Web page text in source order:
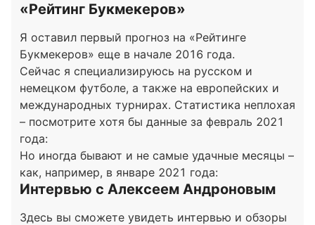
«Рейтинг Букмекеров»
Я оставил первый прогноз на «Рейтинге
Букмекеров» еще в начале 2016 года.
Сейчас я специализируюсь на русском и
немецком футболе, а также на европейских и
международных турнирах. Статистика неплохая
– посмотрите хотя бы данные за февраль 2021
года:
Но иногда бывают и не самые удачные месяцы –
как, например, в январе 2021 года:
Интервью с Алексеем Андроновым
Здесь вы сможете увидеть интервью и обзоры